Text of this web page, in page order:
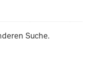
Suche.